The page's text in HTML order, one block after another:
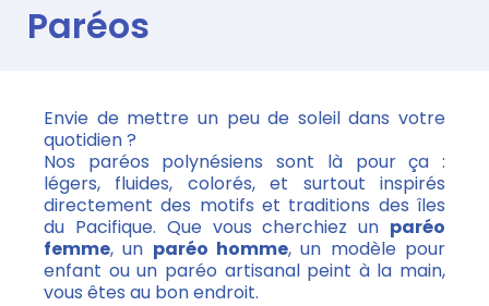
Paréos
Envie de mettre un peu de soleil dans votre
quotidien ?
Nos paréos polynésiens sont là pour ça :
légers, fluides, colorés, et surtout inspirés
directement des motifs et traditions des îles
du Pacifique. Que vous cherchiez un paréo
femme, un paréo homme, un modèle pour
enfant ou un paréo artisanal peint à la main,
vous êtes au bon endroit.